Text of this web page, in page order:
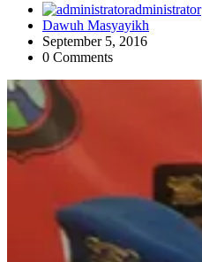
administrator
Dawuh Masyayikh
September 5, 2016
0 Comments